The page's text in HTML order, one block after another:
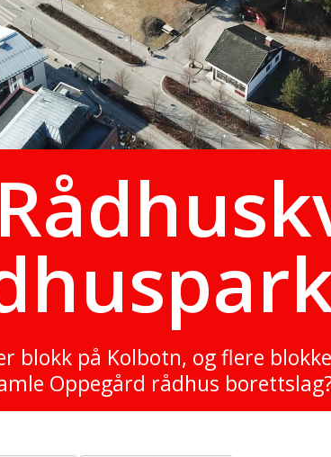
blokk på Kolbotn, og flere
Oppegård rådhus